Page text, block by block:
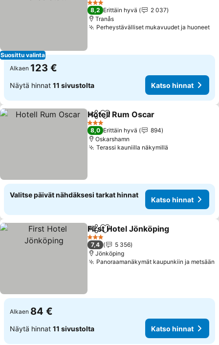
Suosittu valinta
Katso hinnat
3 Tähtiluokitus
8,2 Erittäin hyvä
2 037
Tranås
Perheystävälliset mukavuudet ja huoneet
Alkaen 123 €
Näytä hinnat 11 sivustolta Katso hinnat
Jaa Lisää suosikkeihin
Hotell Rum Oscar
3 Tähtiluokitus
8,0 Erittäin hyvä
894
Oskarshamn
Terassi kauniilla näkymillä
Valitse päivät nähdäksesi tarkat hinnat
Katso hinnat
Jaa Lisää suosikkeihin
First Hotel Jönköping
3 Tähtiluokitus
7,4
5 356
Jönköping
Panoraamanäkymät kaupunkiin ja metsään
Alkaen 84 €
Näytä hinnat 11 sivustolta Katso hinnat